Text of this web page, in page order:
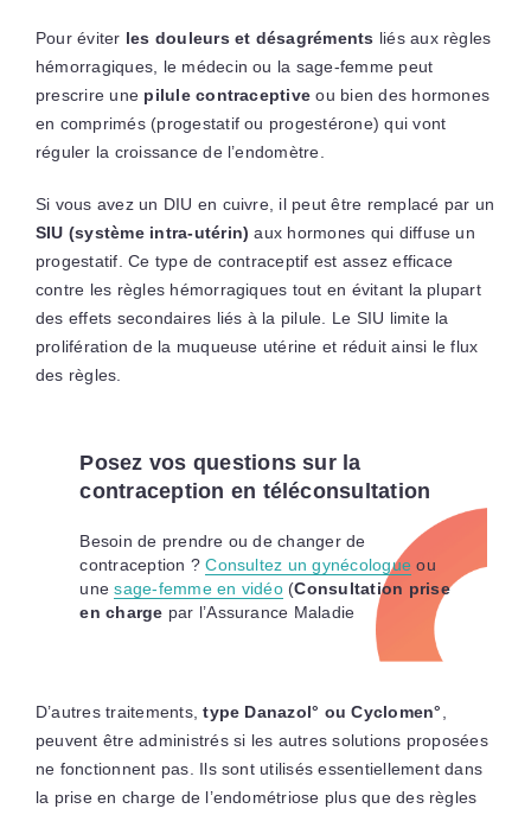
Pour éviter les douleurs et désagréments liés aux règles
hémorragiques, le médecin ou la sage-femme peut
prescrire une pilule contraceptive ou bien des hormones
en comprimés (progestatif ou progestérone) qui vont
réguler la croissance de l’endomètre.
Si vous avez un DIU en cuivre, il peut être remplacé par un
SIU (système intra-utérin) aux hormones qui diffuse un
progestatif. Ce type de contraceptif est assez efficace
contre les règles hémorragiques tout en évitant la plupart
des effets secondaires liés à la pilule. Le SIU limite la
prolifération de la muqueuse utérine et réduit ainsi le flux
des règles.
Posez vos questions sur la
contraception en téléconsultation
Besoin de prendre ou de changer de
contraception ?Consultez un gynécologue ou
unesage-femme en vidéo(Consultation prise
en charge par l’Assurance Maladie
D’autres traitements,type Danazol° ou Cyclomen°
peuvent être administrés si les autres solutions proposées
ne fonctionnent pas. Ils sont utilisés essentiellement dans
la prise en charge de l’endométriose plus que des règles